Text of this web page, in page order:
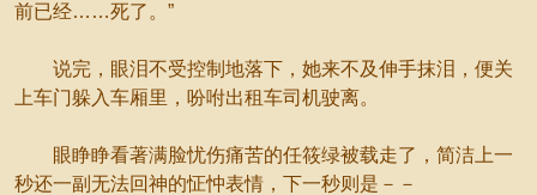
前已经……死了。”
说完，眼泪不受控制地落下，她来不及伸手抹泪，便关
上车门躲入车厢里，吩咐出租车司机驶离。
眼睁睁看著满脸忧伤痛苦的任筱绿被载走了，简洁上一
秒还一副无法回神的怔忡表情，下一秒则是－－